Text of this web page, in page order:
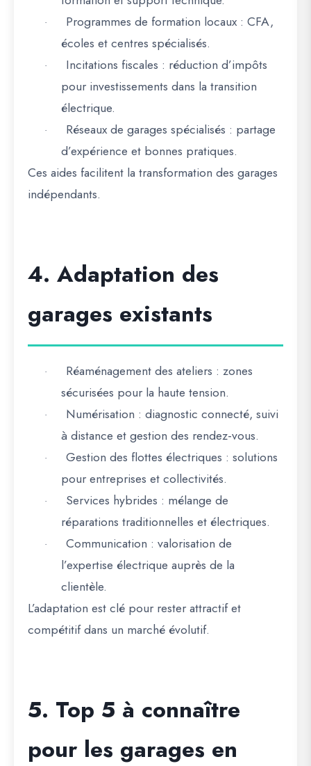
· Programmes de formation locaux : CFA,
écoles et centres spécialisés.
· Incitations fiscales : réduction d’impôts
pour investissements dans la transition
électrique.
· Réseaux de garages spécialisés : partage
d’expérience et bonnes pratiques.
Ces aides facilitent la transformation des garages
indépendants.
4. Adaptation des
garages existants
· Réaménagement des ateliers : zones
sécurisées pour la haute tension.
· Numérisation : diagnostic connecté, suivi
à distance et gestion des rendez-vous.
· Gestion des flottes électriques : solutions
pour entreprises et collectivités.
· Services hybrides : mélange de
réparations traditionnelles et électriques.
· Communication : valorisation de
l’expertise électrique auprès de la
clientèle.
L’adaptation estclé pour rester attractif et
compétitif dans un marché évolutif.
5. Top 5 à connaître
pour les garages en